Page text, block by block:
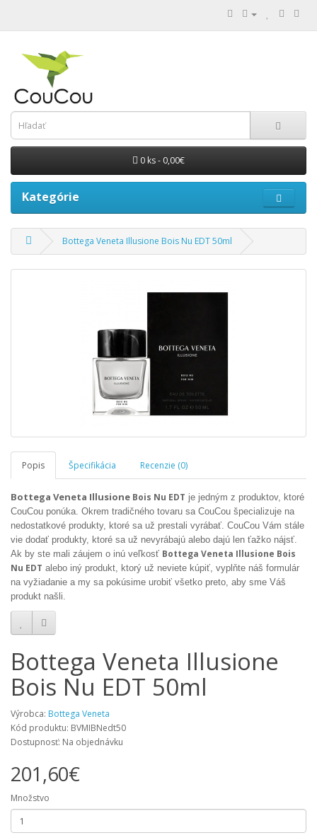
0 ks - 0,00€
Kategórie
Bottega Veneta Illusione Bois Nu EDT 50ml
Popis Špecifikácia Recenzie (0)
Bottega Veneta Illusione Bois Nu EDT je jedným z produktov, ktoré
CouCou ponúka. Okrem tradičného tovaru sa CouCou špecializuje na
nedostatkové produkty, ktoré sa už prestali vyrábať. CouCou Vám stále
vie dodať produkty, ktoré sa už nevyrábajú alebo dajú len ťažko nájsť.
Ak by ste mali záujem o inú veľkosť Bottega Veneta Illusione Bois
Nu EDT alebo iný produkt, ktorý už neviete kúpiť, vyplňte náš formulár
na vyžiadanie a my sa pokúsime urobiť všetko preto, aby sme Váš
produkt našli.
Bottega Veneta Illusione
Bois Nu EDT 50ml
Výrobca: Bottega Veneta
Kód produktu: BVMIBNedt50
Dostupnosť: Na objednávku
201,60€
Množstvo